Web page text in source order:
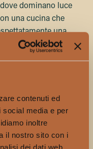
contenuti ed
social media e per
inoltre
il nostro sito con i
dei dati web,
dominano luce
una cucina che
una
Dalla cucina
di questo bar è ben